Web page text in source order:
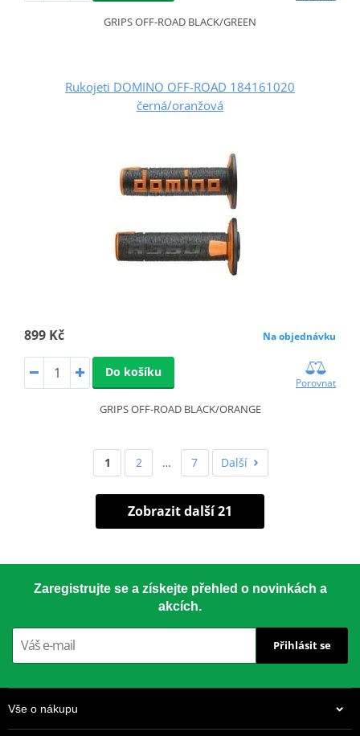
GRIPS OFF-ROAD BLACK/GREEN
Rukojeti DOMINO OFF-ROAD 184161020
černá/oranžová
899 Kč Na objednávku
Do košíku
Porovnat
GRIPS OFF-ROAD BLACK/ORANGE
1 2 … 7 Další
Zobrazit další 21
Zaregistrujte se a získejte přehled o novinkách a
akcích.
Přihlásit se
Vše o nákupu